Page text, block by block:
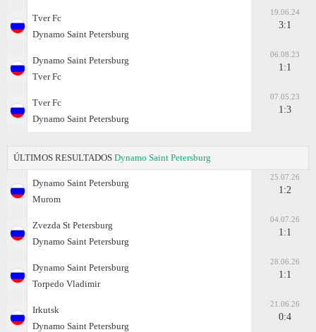
Tver Fc
Dynamo Saint Petersburg
19.06.24
3:1
Dynamo Saint Petersburg
Tver Fc
06.08.23
1:1
Tver Fc
Dynamo Saint Petersburg
07.05.23
1:3
ÚLTIMOS RESULTADOS Dynamo Saint Petersburg
Dynamo Saint Petersburg
Murom
25.07.26
1:2
Zvezda St Petersburg
Dynamo Saint Petersburg
04.07.26
1:1
Dynamo Saint Petersburg
Torpedo Vladimir
28.06.26
1:1
Irkutsk
Dynamo Saint Petersburg
21.06.26
0:4